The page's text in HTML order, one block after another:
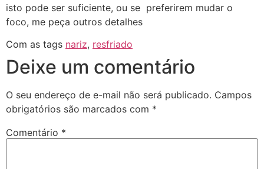
isto pode ser suficiente, ou se preferirem mudar o
foco, me peça outros detalhes
Com as tags nariz, resfriado
Deixe um comentário
O seu endereço de e-mail não será publicado. Campos
obrigatórios são marcados com *
Comentário *